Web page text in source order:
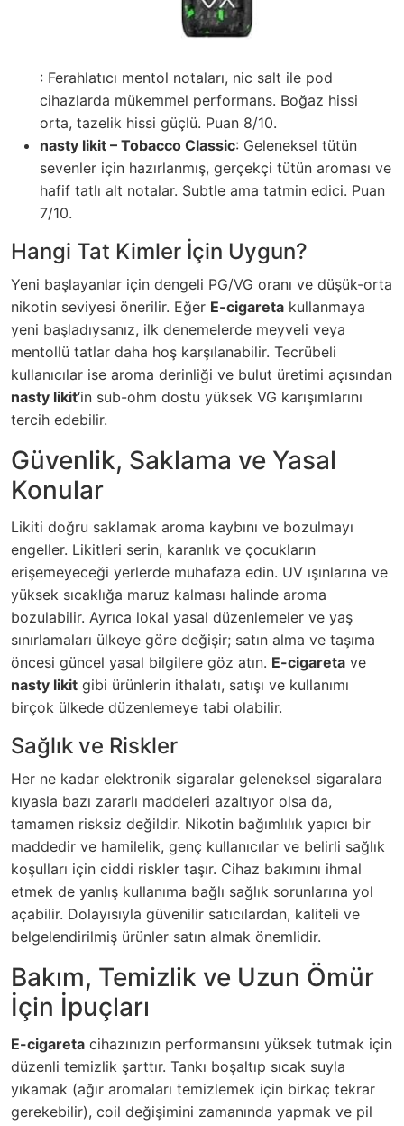
: Ferahlatıcı mentol notaları, nic salt ile pod
cihazlarda mükemmel performans. Boğaz hissi
orta, tazelik hissi güçlü. Puan 8/10.
nasty likit – Tobacco Classic: Geleneksel tütün
sevenler için hazırlanmış, gerçekçi tütün aroması ve
hafif tatlı alt notalar. Subtle ama tatmin edici. Puan
7/10.
Hangi Tat Kimler İçin Uygun?
Yeni başlayanlar için dengeli PG/VG oranı ve düşük-orta
nikotin seviyesi önerilir. Eğer E-cigareta kullanmaya
yeni başladıysanız, ilk denemelerde meyveli veya
mentollü tatlar daha hoş karşılanabilir. Tecrübeli
kullanıcılar ise aroma derinliği ve bulut üretimi açısından
nasty likit‘in sub-ohm dostu yüksek VG karışımlarını
tercih edebilir.
Güvenlik, Saklama ve Yasal
Konular
Likiti doğru saklamak aroma kaybını ve bozulmayı
engeller. Likitleri serin, karanlık ve çocukların
erişemeyeceği yerlerde muhafaza edin. UV ışınlarına ve
yüksek sıcaklığa maruz kalması halinde aroma
bozulabilir. Ayrıca lokal yasal düzenlemeler ve yaş
sınırlamaları ülkeye göre değişir; satın alma ve taşıma
öncesi güncel yasal bilgilere göz atın. E-cigareta ve
nasty likit gibi ürünlerin ithalatı, satışı ve kullanımı
birçok ülkede düzenlemeye tabi olabilir.
Sağlık ve Riskler
Her ne kadar elektronik sigaralar geleneksel sigaralara
kıyasla bazı zararlı maddeleri azaltıyor olsa da,
tamamen risksiz değildir. Nikotin bağımlılık yapıcı bir
maddedir ve hamilelik, genç kullanıcılar ve belirli sağlık
koşulları için ciddi riskler taşır. Cihaz bakımını ihmal
etmek de yanlış kullanıma bağlı sağlık sorunlarına yol
açabilir. Dolayısıyla güvenilir satıcılardan, kaliteli ve
belgelendirilmiş ürünler satın almak önemlidir.
Bakım, Temizlik ve Uzun Ömür
İçin İpuçları
E-cigareta cihazınızın performansını yüksek tutmak için
düzenli temizlik şarttır. Tankı boşaltıp sıcak suyla
yıkamak (ağır aromaları temizlemek için birkaç tekrar
gerekebilir), coil değişimini zamanında yapmak ve pil